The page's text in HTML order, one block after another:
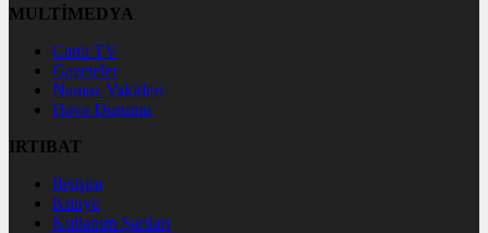
MULTİMEDYA
Canlı TV
Gazeteler
Namaz Vakitleri
Hava Durumu
IRTIBAT
İletişim
Künye
Kullanım Şartları